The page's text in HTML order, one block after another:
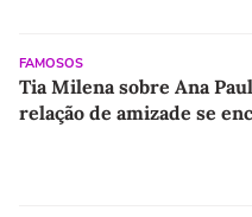
FAMOSOS
Tia Milena sobre Ana
relação de amizade se